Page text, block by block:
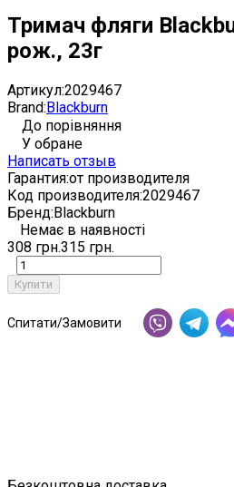
Тримач фляги
рож., 23г
Артикул:2029467
Brand:Blackburn
До порівняння
У обране
Написать отзыв
Гарантия:от производителя
Код производителя:2029467
Бренд:Blackburn
Немає в наявності
308 грн.315 грн.
Купити
Спитати/Замовити